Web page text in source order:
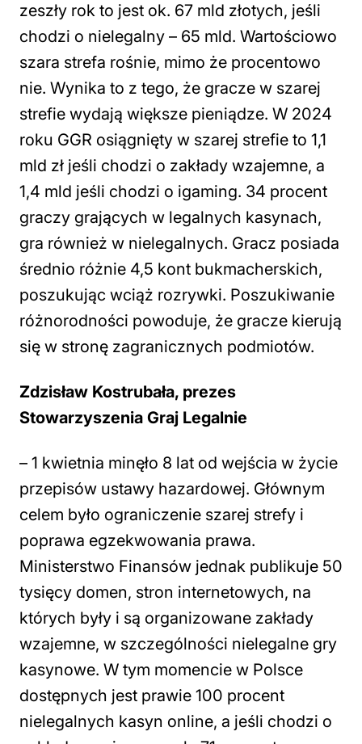
zeszły rok to jest ok. 67 mld złotych, jeśli
chodzi o nielegalny – 65 mld. Wartościowo
szara strefa rośnie, mimo że procentowo
nie. Wynika to z tego, że gracze w szarej
strefie wydają większe pieniądze. W 2024
roku GGR osiągnięty w szarej strefie to 1,1
mld zł jeśli chodzi o zakłady wzajemne, a
1,4 mld jeśli chodzi o igaming. 34 procent
graczy grających w legalnych kasynach,
gra również w nielegalnych. Gracz posiada
średnio różnie 4,5 kont bukmacherskich,
poszukując wciąż rozrywki. Poszukiwanie
różnorodności powoduje, że gracze kierują
się w stronę zagranicznych podmiotów.
Zdzisław Kostrubała, prezes
Stowarzyszenia Graj Legalnie
– 1 kwietnia minęło 8 lat od wejścia w życie
przepisów ustawy hazardowej. Głównym
celem było ograniczenie szarej strefy i
poprawa egzekwowania prawa.
Ministerstwo Finansów jednak publikuje 50
tysięcy domen, stron internetowych, na
których były i są organizowane zakłady
wzajemne, w szczególności nielegalne gry
kasynowe. W tym momencie w Polsce
dostępnych jest prawie 100 procent
nielegalnych kasyn online, a jeśli chodzi o